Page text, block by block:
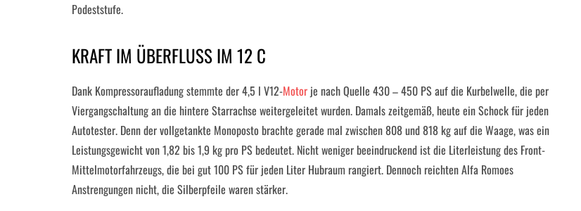
Podeststufe.
KRAFT IM ÜBERFLUSS IM 12 C
Dank Kompressoraufladung stemmte der 4,5 l V12-Motor je nach Quelle 430 – 450 PS auf die Kurbelwelle, die per
Viergangschaltung an die hintere Starrachse weitergeleitet wurden. Damals zeitgemäß, heute ein Schock für jeden
Autotester. Denn der vollgetankte Monoposto brachte gerade mal zwischen 808 und 818 kg auf die Waage, was ein
Leistungsgewicht von 1,82 bis 1,9 kg pro PS bedeutet. Nicht weniger beeindruckend ist die Literleistung des Front-
Mittelmotorfahrzeugs, die bei gut 100 PS für jeden Liter Hubraum rangiert. Dennoch reichten Alfa Romoes
Anstrengungen nicht, die Silberpfeile waren stärker.